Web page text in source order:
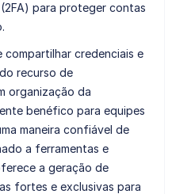
para proteger contas
compartilhar credenciais e
recurso de
organização da
benéfico para equipes
maneira confiável de
a ferramentas e
a geração de
fortes e exclusivas para